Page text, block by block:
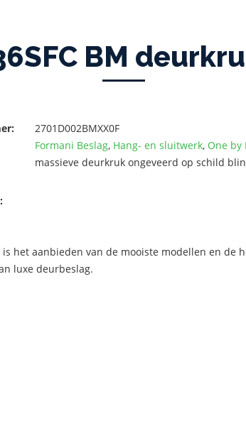
BM
2701D002BMXX0F
Formani Beslag, Hang- en sluitwerk, One by
massieve deurkruk ongeveerd op schild
het aanbieden van de mooiste modellen en de
luxe deurbeslag.